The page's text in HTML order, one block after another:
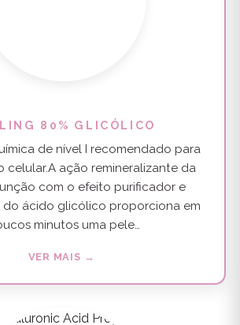
80% GLICÓLICO
de nível I recomendado para
celular.A ação remineralizante da
com o efeito purificador e
do ácido glicólico proporciona em
minutos uma pele…
VER MAIS →